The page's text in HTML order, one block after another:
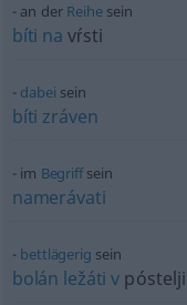
an der Reihesein
bíti na vŕsti
dabei sein
bíti zráven
im Begriffsein
namerávati
bettlägerig sein
bolán ležáti v